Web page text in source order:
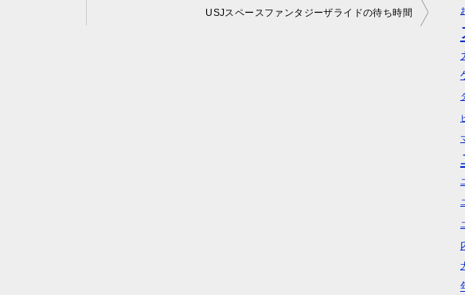
USJスペースファンタジーザライドの待ち時間